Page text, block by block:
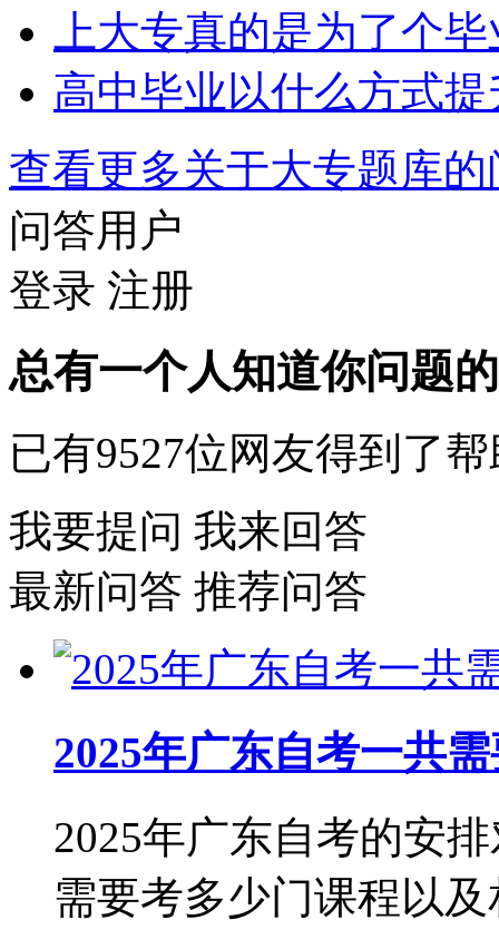
上大专真的是为了个
高中毕业以什么方式
查看更多关于大专题库
问答用户
登录 注册
总有一个人知道你问题
已有9527位网友得到了帮
我要提问 我来回答
最新问答 推荐问答
2025年广东自考一共
2025年广东自考的安
需要考多少门课程以及